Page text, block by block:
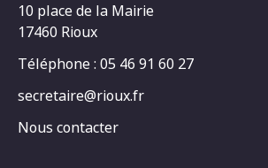
10 place de la Mairie
17460 Rioux
Téléphone : 05 46 91 60 27
secretaire@rioux.fr
Nous contacter